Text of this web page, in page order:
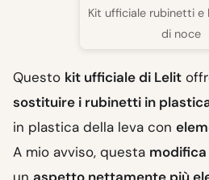
Kit ufficiale rubinetti e
di noce
Questo kit ufficiale di Lelit
sostituire i rubinetti in
in plastica della leva con
A mio avviso, questa